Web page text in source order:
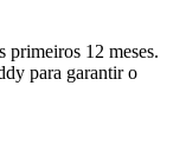
primeiros 12 meses.
para garantir o